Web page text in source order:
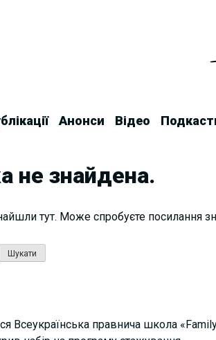
Анонси Відео
не знайдена.
тут. Може спробуєте посилання
Всеукраїнська правнича школа